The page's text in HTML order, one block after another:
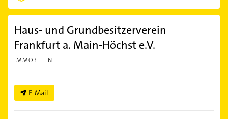
Haus- und Grundbesitzerverein
Frankfurt a. Main-Höchst e.V.
IMMOBILIEN
E-Mail